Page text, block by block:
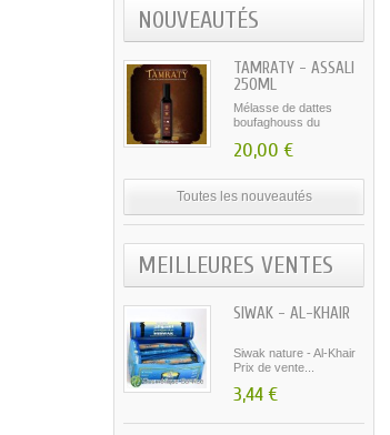
NOUVEAUTÉS
TAMRATY - ASSALI
250ML
Mélasse de dattes
boufaghouss du
20,00 €
Toutes les nouveautés
MEILLEURES VENTES
SIWAK - AL-KHAIR
Siwak nature - Al-Khair
Prix de vente...
3,44 €